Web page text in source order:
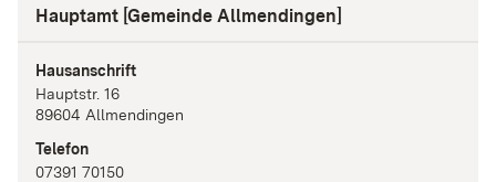
Hauptamt [Gemeinde Allmendingen]
Hausanschrift
Hauptstr. 16
89604 Allmendingen
Telefon
07391 70150